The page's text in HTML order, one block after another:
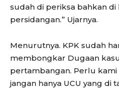
sudah di periksa bahkan
persidangan.” Ujarnya.
Menurutnya. KPK sudah
membongkar Dugaan
pertambangan. Perlu kami
jangan hanya UCU yang di